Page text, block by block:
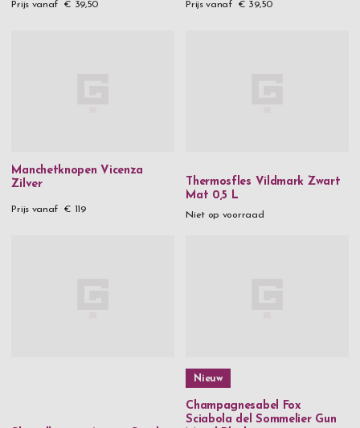
Prijs vanaf € 39,50 Prijs vanaf € 39,50
Manchetknopen Vicenza
Zilver
Prijs vanaf € 119
Thermosfles Vildmark Zwart
Mat 0,5 L
Niet op voorraad
Nieuw
Champagnesabel Fox
Sciabola del Sommelier Gun